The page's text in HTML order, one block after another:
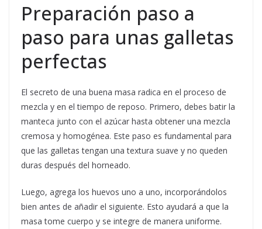
Preparación paso a
paso para unas galletas
perfectas
El secreto de una buena masa radica en el proceso de
mezcla y en el tiempo de reposo. Primero, debes batir la
manteca junto con el azúcar hasta obtener una mezcla
cremosa y homogénea. Este paso es fundamental para
que las galletas tengan una textura suave y no queden
duras después del horneado.
Luego, agrega los huevos uno a uno, incorporándolos
bien antes de añadir el siguiente. Esto ayudará a que la
masa tome cuerpo y se integre de manera uniforme.